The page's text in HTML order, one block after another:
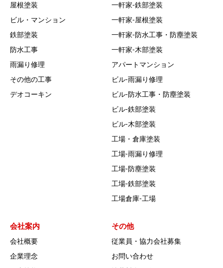
屋根塗装
ビル・マンション
鉄部塗装
防水工事
雨漏り修理
その他の工事
デオコーキン
一軒家‐鉄部塗装
一軒家‐屋根塗装
一軒家‐防水工事・防塵塗装
一軒家‐木部塗装
アパートマンション
ビル‐雨漏り修理
ビル‐防水工事・防塵塗装
ビル‐鉄部塗装
ビル‐木部塗装
工場・倉庫塗装
工場‐雨漏り修理
工場‐防塵塗装
工場‐鉄部塗装
工場倉庫-工場
会社案内
会社概要
企業理念
その他
従業員・協力会社募集
お問い合わせ